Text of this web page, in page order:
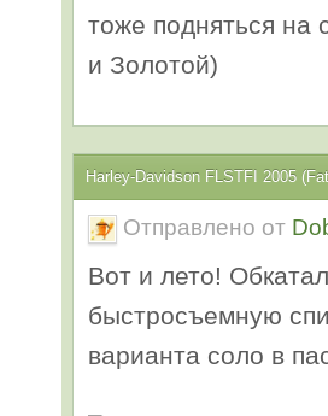
тоже подняться на
и Золотой)
Harley-Davidson FLSTFI 2005
Отправлено от
Вот и лето!
быстросъемную
варианта соло в